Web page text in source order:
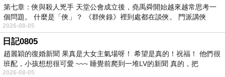
第七章：俠與殺人兇手 天堂公會成立後，堯禹舜開始越來越常思考一
個問題。 什麼是「俠」？ 《群俠錄》裡到處都在談俠。 門派講俠
2026-08-05
日記0805
趙麗穎的復婚新聞 果真是大女主氣場呀！ 希望是真的！祝福！ 他們很
班配，小孩想想很可愛 ~~~ 睡覺前爬到一堆LV的新聞 真的，把
2026-08-05